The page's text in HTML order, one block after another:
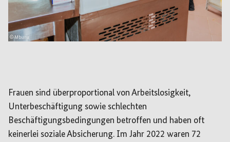
© Mburu
Frauen sind überproportional von Arbeitslosigkeit,
Unterbeschäftigung sowie schlechten
Beschäftigungsbedingungen betroffen und haben oft
keinerlei soziale Absicherung. Im Jahr 2022 waren 72